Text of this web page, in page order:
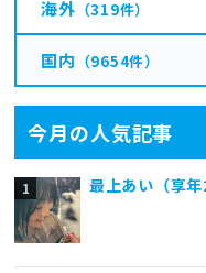
海外 （319件）
国内 （9654件）
今月の人気記事
最上あい（享